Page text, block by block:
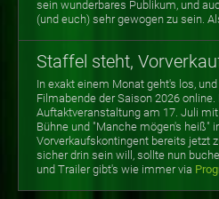
sein wunderbares Publikum, und
(und euch) sehr gewogen zu sein.
Staffel steht,
In exakt einem Monat geht's los,
Filmabende der Saison 2026 online.
Auftaktveranstaltung am 17. Juli
Bühne und "Manche mögen's heiß"
Vorverkaufskontingent bereits jetzt
sicher drin sein will, sollte nun
und Trailer gibt's wie immer via